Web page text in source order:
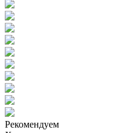
Рекомендуем